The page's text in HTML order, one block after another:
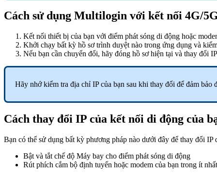
Cách sử dụng Multilogin với kết nối 4G/
Kết nối thiết bị của bạn với điểm phát sóng di động hoặc
Khởi chạy bất kỳ hồ sơ trình duyệt nào trong ứng dụng và
Nếu bạn cần chuyển đổi, hãy đóng hồ sơ hiện tại và thay đổi
Hãy nhớ kiểm tra địa chỉ IP của bạn sau khi thay đổi để đảm bảo
Cách thay đổi IP của kết nối di động của
Bạn có thể sử dụng bất kỳ phương pháp nào dưới đây để thay đổi IP
Bật và tắt chế độ Máy bay cho điểm phát sóng di động
Rút phích cắm bộ định tuyến hoặc modem của bạn trong ít